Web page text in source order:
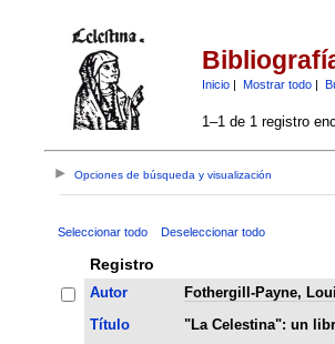
Inicio| Mostrar todo|
1–1 de 1 registro
Opciones de búsqueda y visualización
Seleccionar todo Deseleccionar todo
Registro
Autor
Fothergill-Payne,
Título
"La Celestina": un